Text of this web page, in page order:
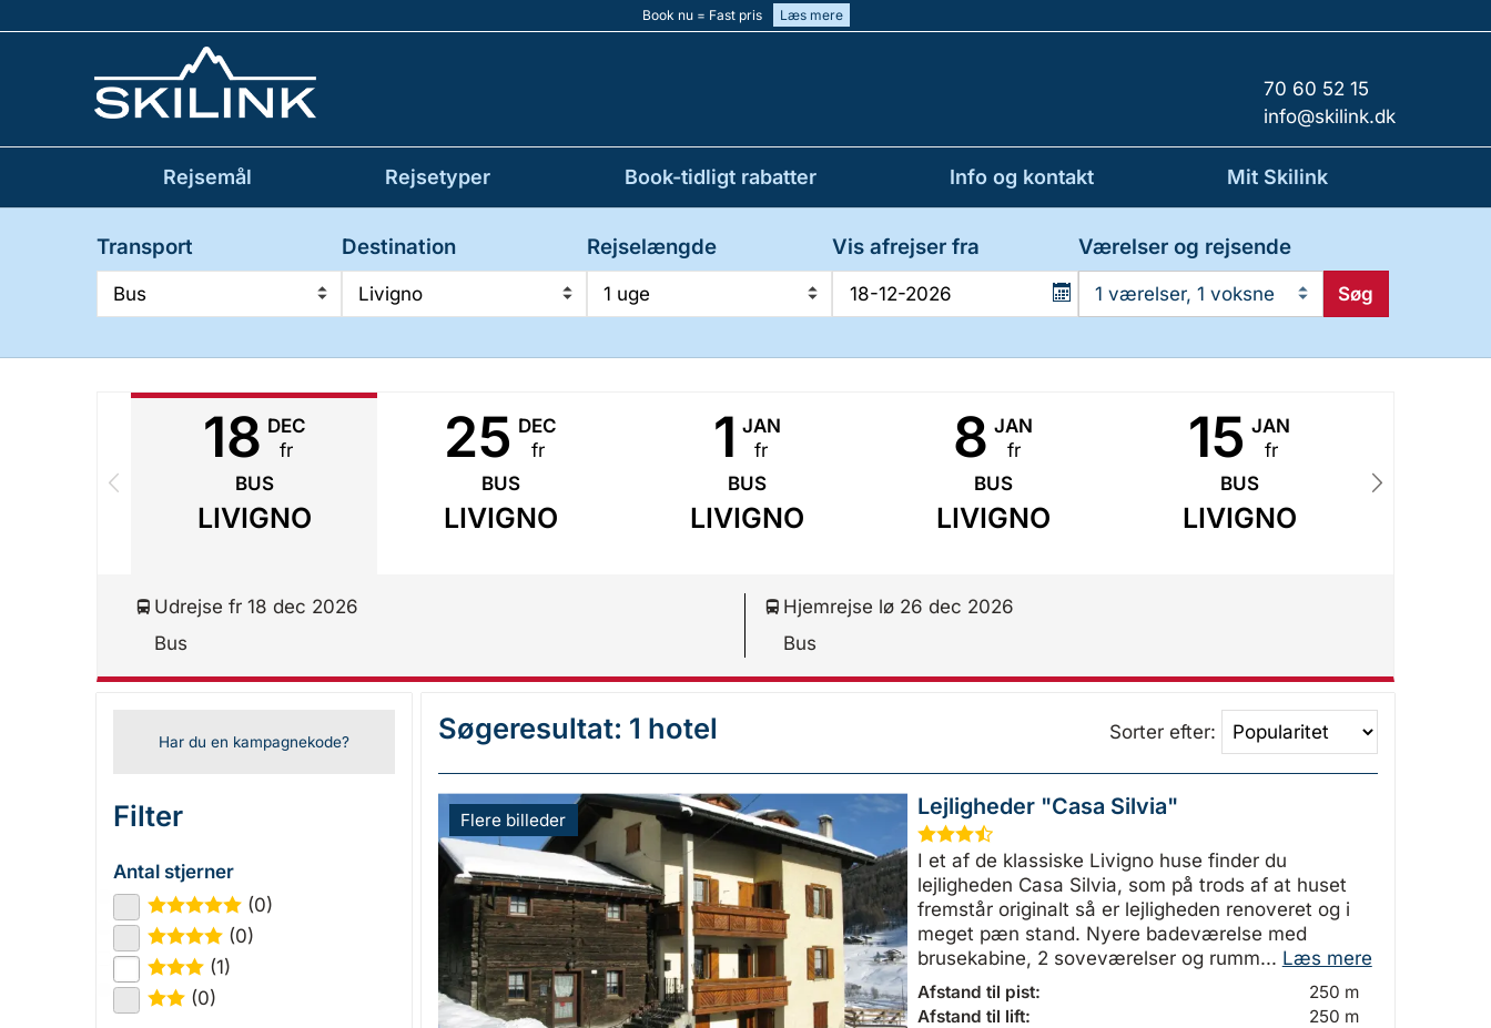
Book nu = Fast pris Læs mere
70 60 52 15
info@skilink.dk
Rejsemål Rejsetyper Book-tidligt rabatter Info og kontakt Mit Skilink
Transport
Bus
Destination
Livigno
Rejselængde
1 uge
Vis afrejser fra Værelser og rejsende
1 værelser, 1 voksne Søg
18 DEC
fr
BUS
LIVIGNO
25 DEC
fr
BUS
LIVIGNO
1 JAN
fr
BUS
LIVIGNO
8 JAN
fr
BUS
LIVIGNO
15 JAN
fr
BUS
LIVIGNO
Udrejse fr 18 dec 2026
Bus
Hjemrejse lø 26 dec 2026
Bus
Har du en kampagnekode?
Filter
Antal stjerner
★★★★★
(0)
★★★★
(0)
★★★
(1)
★★
(0)
Søgeresultat: 1 hotel Sorter efter:
Flere billeder Lejligheder "Casa Silvia"
★★★½
I et af de klassiske Livigno huse finder du
lejligheden Casa Silvia, som på trods af at huset
fremstår originalt så er lejligheden renoveret og i
meget pæn stand. Nyere badeværelse med
brusekabine, 2 soveværelser og rumm... Læs mere
Afstand til pist:
250 m
Afstand til lift:
250 m